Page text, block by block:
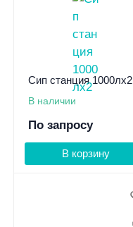
Сип станция 1000лх2
В наличии
По запросу
В корзину